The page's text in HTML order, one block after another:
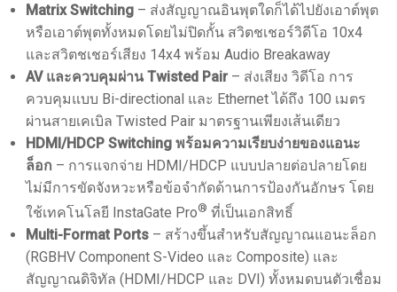
Matrix Switching – ส่งสัญญาณอินพุตใดก็ได้ไปยังเอาต์พุต
หรือเอาต์พุตทั้งหมดโดยไม่ปิดกั้น สวิตชเชอร์วิดีโอ 10x4
และสวิตชเชอร์เสียง 14x4 พร้อม Audio Breakaway
AV และควบคุมผ่าน Twisted Pair– ส่งเสียง วิดีโอ การ
ควบคุมแบบ Bi-directional และ Ethernet ได้ถึง 100 เมตร
ผ่านสายเคเบิล Twisted Pair มาตรฐานเพียงเส้นเดียว
HDMI/HDCP Switching พร้อมความเรียบง่ายของแอนะ
ล็อก – การแจกจ่าย HDMI/HDCP แบบปลายต่อปลายโดย
ไม่มีการขัดจังหวะหรือข้อจำกัดด้านการป้องกันอักษร โดย
ใช้เทคโนโลยี InstaGate Pro® ที่เป็นเอกสิทธิ์
Multi-Format Ports – สร้างขึ้นสำหรับสัญญาณแอนะล็อก
(RGBHV Component S-Video และ Composite) และ
สัญญาณดิจิทัล (HDMI/HDCP และ DVI) ทั้งหมดบนตัวเชื่อม